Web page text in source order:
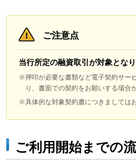
ご注意点
当行所定の融資取引が対象となり
※押印が必要な書類など電子契約サー
り、書面での契約をお願いする場合
※具体的な対象契約書につきましては
ご利用開始までの